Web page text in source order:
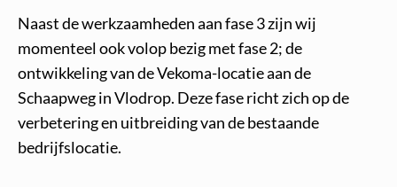
Naast de werkzaamheden aan fase 3 zijn wij
momenteel ook volop bezig met fase 2; de
ontwikkeling van de Vekoma-locatie aan de
Schaapweg in Vlodrop. Deze fase richt zich op de
verbetering en uitbreiding van de bestaande
bedrijfslocatie.